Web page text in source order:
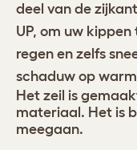
deel van de
UP, om uw
regen en zelfs
schaduw op
Het zeil is
materiaal. Het is
meegaan.